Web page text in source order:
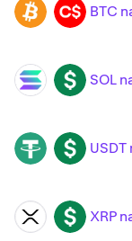
BTC CAD BTC
SOL USD SOL
USDT USD USDT
XRP USD XRP